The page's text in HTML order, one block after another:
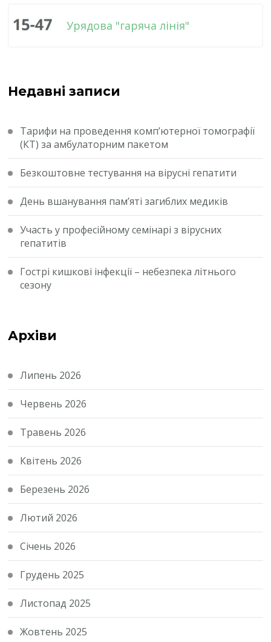
Урядова "гаряча лінія"
Недавні записи
Тарифи на проведення комп’ютерної томографії
(КТ) за амбулаторним пакетом
Безкоштовне тестування на вірусні гепатити
День вшанування пам’яті загиблих медиків
Участь у професійному семінарі з вірусних
гепатитів
Гострі кишкові інфекції – небезпека літнього
сезону
Архіви
Липень 2026
Червень 2026
Травень 2026
Квітень 2026
Березень 2026
Лютий 2026
Січень 2026
Грудень 2025
Листопад 2025
Жовтень 2025